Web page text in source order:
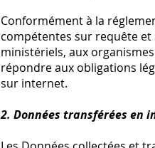
Conformément à la
compétentes sur requête
ministériels, aux
répondre aux obligations
sur internet.
2. Données transférées en